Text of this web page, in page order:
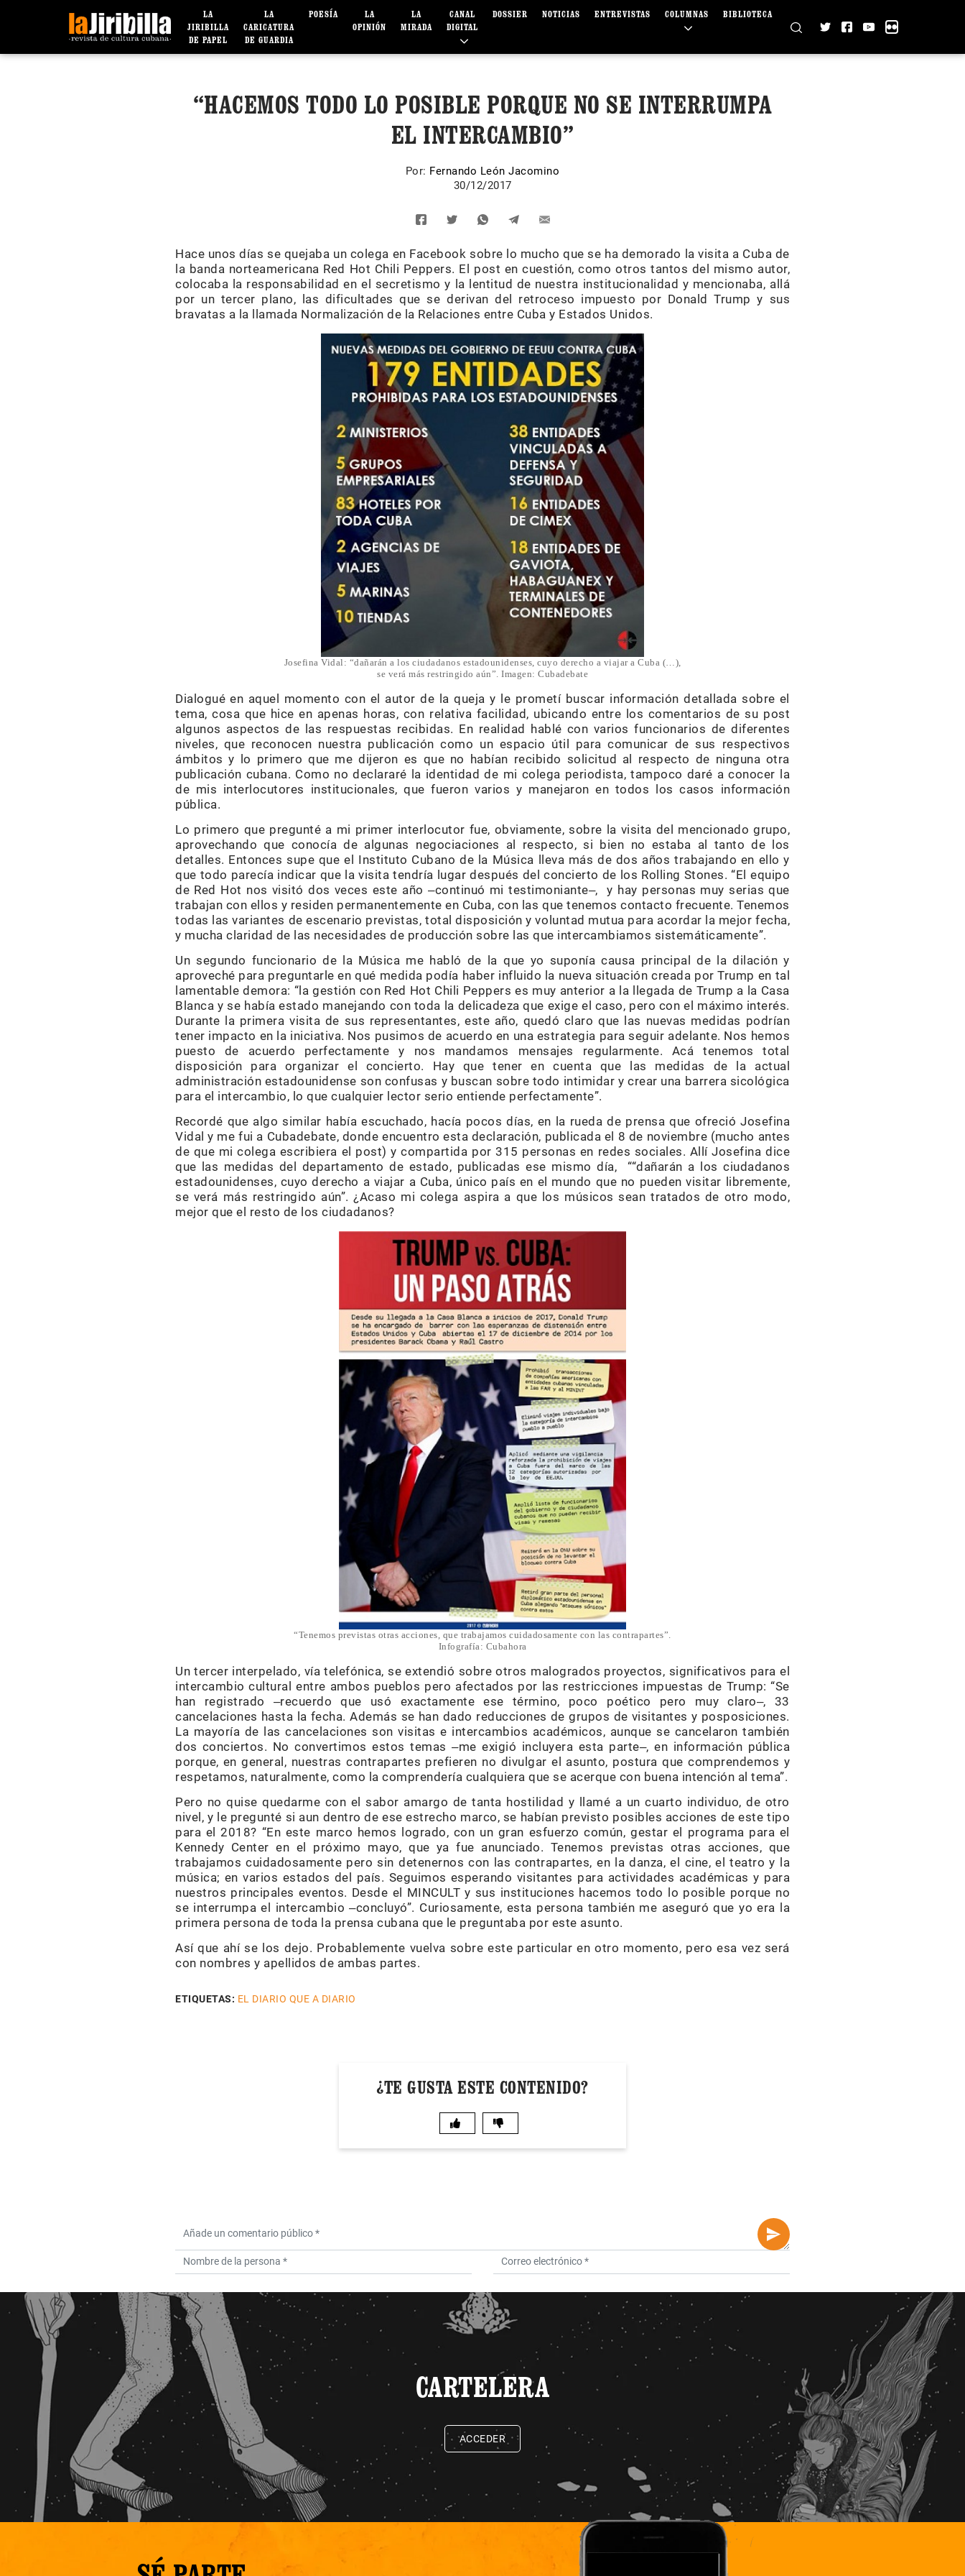
LA
JIRIBILLA
DE PAPEL
LA
CARICATURA
DE GUARDIA
POESÍA
LA
OPINIÓN
LA
MIRADA
CANAL
DIGITAL
DOSSIER NOTICIAS ENTREVISTAS COLUMNAS BIBLIOTECA
“HACEMOS TODO LO POSIBLE PORQUE NO SE INTERRUMPA
EL INTERCAMBIO”
Por: Fernando León Jacomino
30/12/2017
Hace unos días se quejaba un colega en Facebook sobre lo mucho que se ha demorado la visita a Cuba de
la banda norteamericana Red Hot Chili Peppers. El post en cuestión, como otros tantos del mismo autor,
colocaba la responsabilidad en el secretismo y la lentitud de nuestra institucionalidad y mencionaba, allá
por un tercer plano, las dificultades que se derivan del retroceso impuesto por Donald Trump y sus
bravatas a la llamada Normalización de la Relaciones entre Cuba y Estados Unidos.
Josefina Vidal: “dañarán a los ciudadanos estadounidenses, cuyo derecho a viajar a Cuba (…),
se verá más restringido aún”. Imagen: Cubadebate
Dialogué en aquel momento con el autor de la queja y le prometí buscar información detallada sobre el
tema, cosa que hice en apenas horas, con relativa facilidad, ubicando entre los comentarios de su post
algunos aspectos de las respuestas recibidas. En realidad hablé con varios funcionarios de diferentes
niveles, que reconocen nuestra publicación como un espacio útil para comunicar de sus respectivos
ámbitos y lo primero que me dijeron es que no habían recibido solicitud al respecto de ninguna otra
publicación cubana. Como no declararé la identidad de mi colega periodista, tampoco daré a conocer la
de mis interlocutores institucionales, que fueron varios y manejaron en todos los casos información
pública.
Lo primero que pregunté a mi primer interlocutor fue, obviamente, sobre la visita del mencionado grupo,
aprovechando que conocía de algunas negociaciones al respecto, si bien no estaba al tanto de los
detalles. Entonces supe que el Instituto Cubano de la Música lleva más de dos años trabajando en ello y
que todo parecía indicar que la visita tendría lugar después del concierto de los Rolling Stones. “El equipo
de Red Hot nos visitó dos veces este año ‒continuó mi testimoniante‒, y hay personas muy serias que
trabajan con ellos y residen permanentemente en Cuba, con las que tenemos contacto frecuente. Tenemos
todas las variantes de escenario previstas, total disposición y voluntad mutua para acordar la mejor fecha,
y mucha claridad de las necesidades de producción sobre las que intercambiamos sistemáticamente”.
Un segundo funcionario de la Música me habló de la que yo suponía causa principal de la dilación y
aproveché para preguntarle en qué medida podía haber influido la nueva situación creada por Trump en tal
lamentable demora: “la gestión con Red Hot Chili Peppers es muy anterior a la llegada de Trump a la Casa
Blanca y se había estado manejando con toda la delicadeza que exige el caso, pero con el máximo interés.
Durante la primera visita de sus representantes, este año, quedó claro que las nuevas medidas podrían
tener impacto en la iniciativa. Nos pusimos de acuerdo en una estrategia para seguir adelante. Nos hemos
puesto de acuerdo perfectamente y nos mandamos mensajes regularmente. Acá tenemos total
disposición para organizar el concierto. Hay que tener en cuenta que las medidas de la actual
administración estadounidense son confusas y buscan sobre todo intimidar y crear una barrera sicológica
para el intercambio, lo que cualquier lector serio entiende perfectamente”.
Recordé que algo similar había escuchado, hacía pocos días, en la rueda de prensa que ofreció Josefina
Vidal y me fui a Cubadebate, donde encuentro esta declaración, publicada el 8 de noviembre (mucho antes
de que mi colega escribiera el post) y compartida por 315 personas en redes sociales. Allí Josefina dice
que las medidas del departamento de estado, publicadas ese mismo día, ““dañarán a los ciudadanos
estadounidenses, cuyo derecho a viajar a Cuba, único país en el mundo que no pueden visitar libremente,
se verá más restringido aún”. ¿Acaso mi colega aspira a que los músicos sean tratados de otro modo,
mejor que el resto de los ciudadanos?
“Tenemos previstas otras acciones, que trabajamos cuidadosamente con las contrapartes”.
Infografía: Cubahora
Un tercer interpelado, vía telefónica, se extendió sobre otros malogrados proyectos, significativos para el
intercambio cultural entre ambos pueblos pero afectados por las restricciones impuestas de Trump: “Se
han registrado ‒recuerdo que usó exactamente ese término, poco poético pero muy claro‒, 33
cancelaciones hasta la fecha. Además se han dado reducciones de grupos de visitantes y posposiciones.
La mayoría de las cancelaciones son visitas e intercambios académicos, aunque se cancelaron también
dos conciertos. No convertimos estos temas ‒me exigió incluyera esta parte‒, en información pública
porque, en general, nuestras contrapartes prefieren no divulgar el asunto, postura que comprendemos y
respetamos, naturalmente, como la comprendería cualquiera que se acerque con buena intención al tema”.
Pero no quise quedarme con el sabor amargo de tanta hostilidad y llamé a un cuarto individuo, de otro
nivel, y le pregunté si aun dentro de ese estrecho marco, se habían previsto posibles acciones de este tipo
para el 2018? “En este marco hemos logrado, con un gran esfuerzo común, gestar el programa para el
Kennedy Center en el próximo mayo, que ya fue anunciado. Tenemos previstas otras acciones, que
trabajamos cuidadosamente pero sin detenernos con las contrapartes, en la danza, el cine, el teatro y la
música; en varios estados del país. Seguimos esperando visitantes para actividades académicas y para
nuestros principales eventos. Desde el MINCULT y sus instituciones hacemos todo lo posible porque no
se interrumpa el intercambio ‒concluyó”. Curiosamente, esta persona también me aseguró que yo era la
primera persona de toda la prensa cubana que le preguntaba por este asunto.
Así que ahí se los dejo. Probablemente vuelva sobre este particular en otro momento, pero esa vez será
con nombres y apellidos de ambas partes.
ETIQUETAS: EL DIARIO QUE A DIARIO
¿TE GUSTA ESTE CONTENIDO?
CARTELERA
ACCEDER